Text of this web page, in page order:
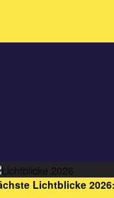
Lichtblicke